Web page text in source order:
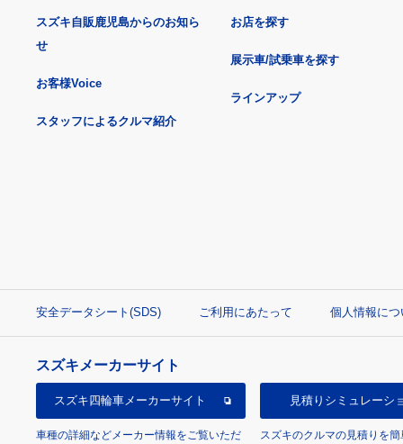
スズキ自販鹿児島からのお知ら
せ
お客様Voice
スタッフによるクルマ紹介
お店を探す
展示車/試乗車を探す
ラインアップ
安全データシート(SDS) ご利用にあたって 個人情報につ
スズキメーカーサイト
スズキ四輪車メーカーサイト
車種の詳細などメーカー情報をご覧いただ
見積り シミュレーシ
スズキのクルマの見積りを